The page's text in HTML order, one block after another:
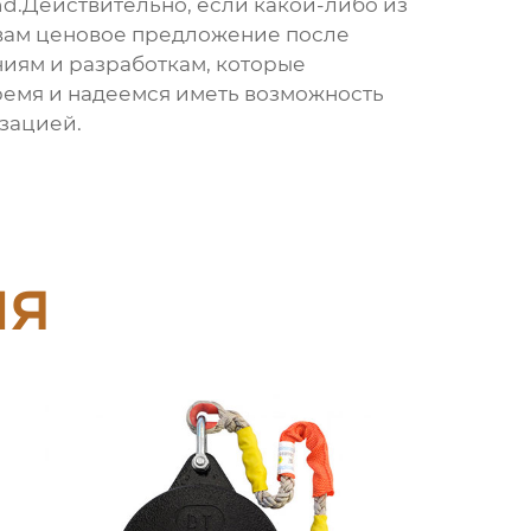
если какой-либо из
ценовое предложение после
и разработкам, которые
и надеемся иметь возможность